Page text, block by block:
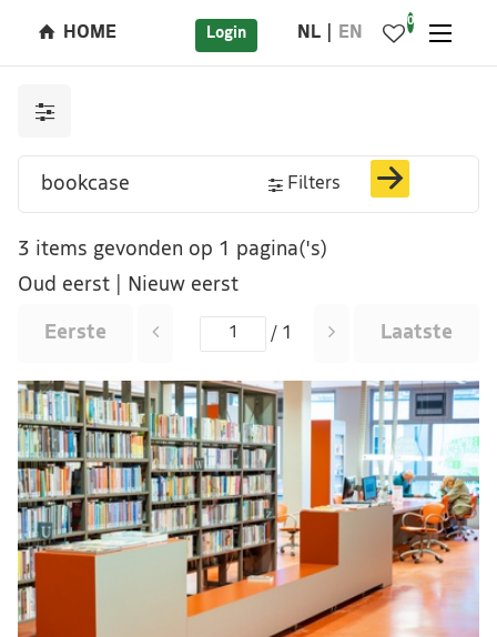
HOME Login NL EN
0
Filters
3 items gevonden op 1 pagina('s)
Oud eerst
Nieuw eerst
Eerste / 1 Laatste